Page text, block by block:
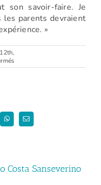
son savoir-faire. Je
les parents devraient
»
sur
Pauline
des
parents
WhatsAppEmail
Costa Sanseverino